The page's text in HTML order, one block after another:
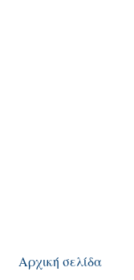
Αρχική σελίδα